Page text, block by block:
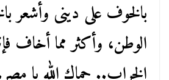
بالخوف على دينى وأشعر
الوطن، وأكثر مما أخاف